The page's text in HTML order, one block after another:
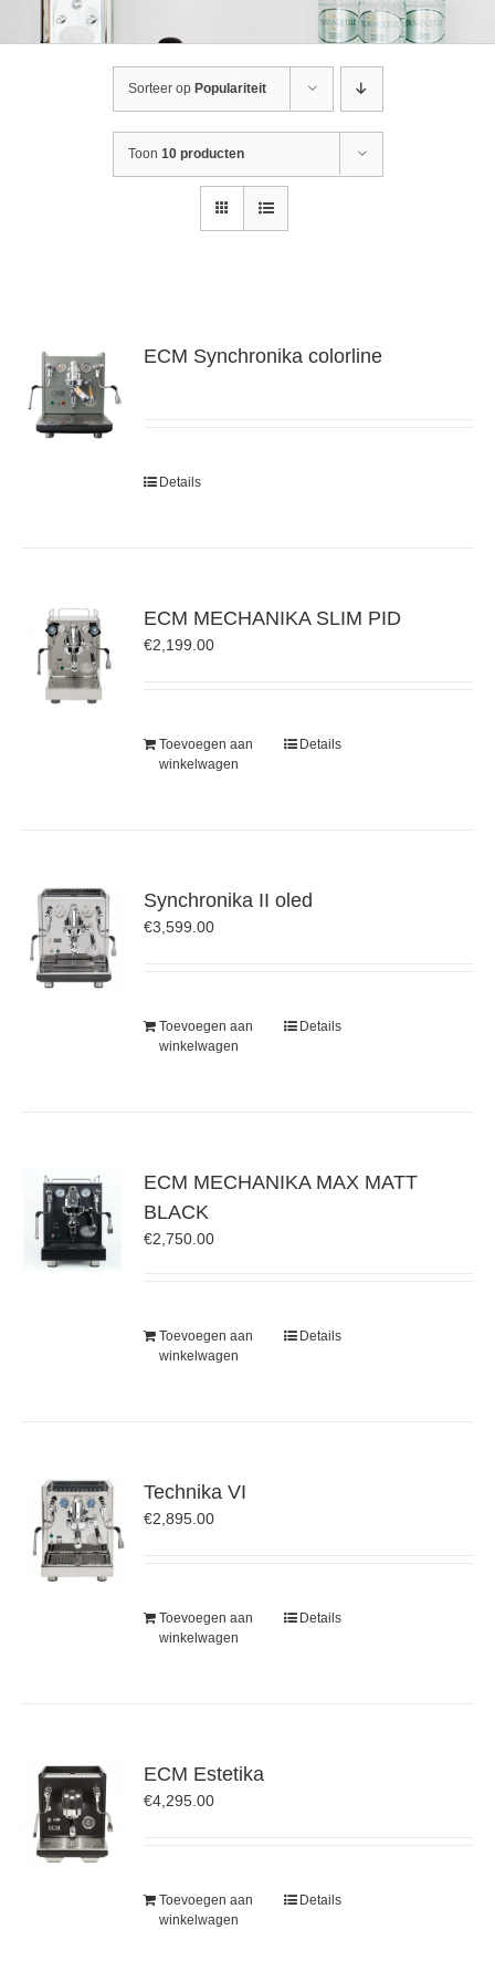
Sorteer op Populariteit
Toon 10 producten
ECM Synchronika colorline
Details
ECM MECHANIKA SLIM PID
€2,199.00
Toevoegen aan
winkelwagen
Details
Synchronika II oled
€3,599.00
Toevoegen aan
winkelwagen
Details
ECM MECHANIKA MAX MATT
BLACK
€2,750.00
Toevoegen aan
winkelwagen
Details
Technika VI
€2,895.00
Toevoegen aan
winkelwagen
Details
ECM Estetika
€4,295.00
Toevoegen aan
winkelwagen
Details